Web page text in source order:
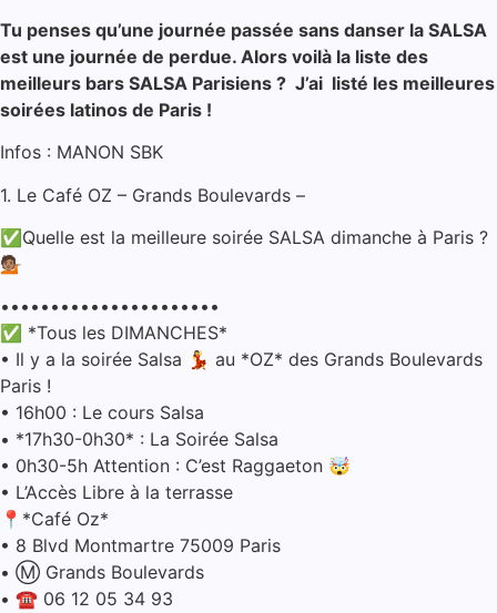
Tu penses qu’une journée passée sans danser la SALSA
est une journée de perdue. Alors voilà la liste des
meilleurs bars SALSA Parisiens ? J’ai listé les meilleures
soirées latinos de Paris !
Infos : MANON SBK
1. Le Café OZ – Grands Boulevards –
✅Quelle est la meilleure soirée SALSA dimanche à Paris ?
💁🏽
••••••••••••••••••••••
✅ *Tous les DIMANCHES*
• Il y a la soirée Salsa 💃 au *OZ* des Grands Boulevards
Paris !
• ⁠16h00 : Le cours Salsa
• ⁠*17h30-0h30* : La Soirée Salsa
• ⁠0h30-5h Attention : C’est Raggaeton 🤯
• ⁠L’Accès Libre à la terrasse
📍*Café Oz*
• ⁠8 Blvd Montmartre 75009 Paris
• ⁠Ⓜ️ Grands Boulevards
• ⁠☎️ 06 12 05 34 93